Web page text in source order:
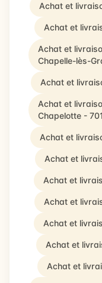
Achat et
Achat et
Achat et
Chapelle-lès-
Achat et
Achat et
Chapelotte -
Achat et
Achat et
Achat et
Achat et
Achat et
Achat et
Achat et